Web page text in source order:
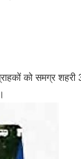
को समग्र शहरी